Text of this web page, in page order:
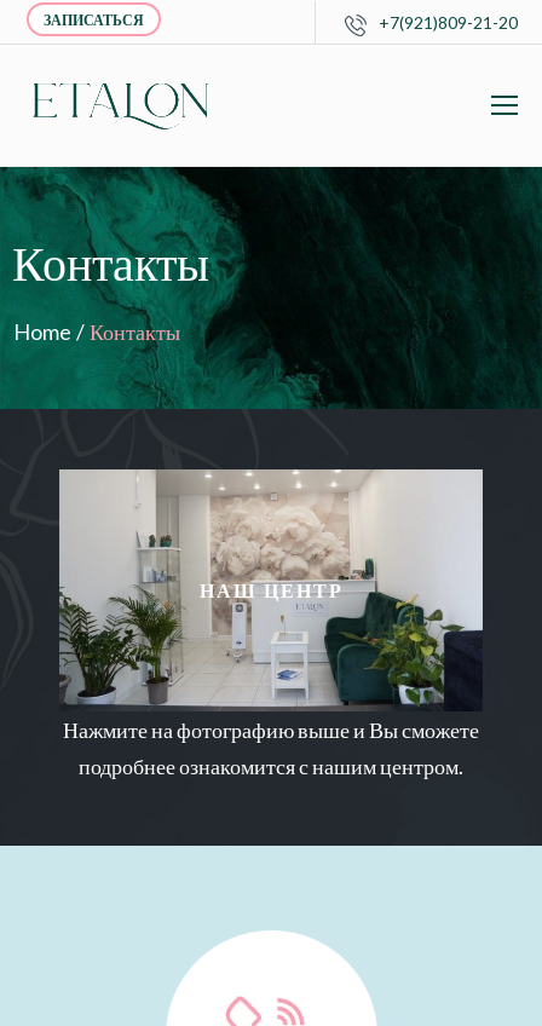
ЗАПИСАТЬСЯ +7(921)809-21-20
Контакты
Home /Контакты
НАШ ЦЕНТР
Нажмите на фотографию выше и Вы сможете
подробнее ознакомится с нашим центром.